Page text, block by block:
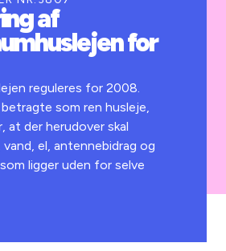
af
for
reguleres for 2008.
som ren husleje,
at der herudover skal
el, antennebidrag og
ligger uden for selve